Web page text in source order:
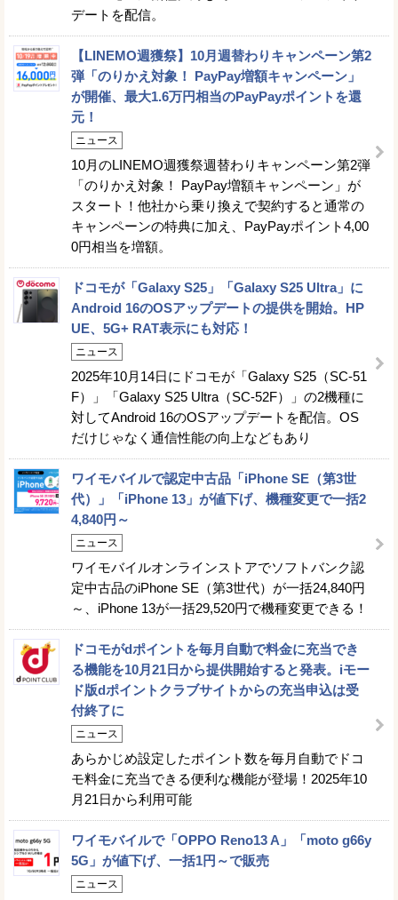
デートを配信。
【LINEMO週獲祭】10月週替わりキャンペーン第2
弾「のりかえ対象！ PayPay増額キャンペーン」
が開催、最大1.6万円相当のPayPayポイントを還
元！
ニュース
10月のLINEMO週獲祭週替わりキャンペーン第2弾
「のりかえ対象！ PayPay増額キャンペーン」が
スタート！他社から乗り換えで契約すると通常の
キャンペーンの特典に加え、PayPayポイント4,00
0円相当を増額。
ドコモが「Galaxy S25」「Galaxy S25 Ultra」に
Android 16のOSアップデートの提供を開始。HP
UE、5G+ RAT表示にも対応！
ニュース
2025年10月14日にドコモが「Galaxy S25（SC-51
F）」「Galaxy S25 Ultra（SC-52F）」の2機種に
対してAndroid 16のOSアップデートを配信。OS
だけじゃなく通信性能の向上などもあり
ワイモバイルで認定中古品「iPhone SE（第3世
代）」「iPhone 13」が値下げ、機種変更で一括2
4,840円～
ニュース
ワイモバイルオンラインストアでソフトバンク認
定中古品のiPhone SE（第3世代）が一括24,840円
～、iPhone 13が一括29,520円で機種変更できる！
ドコモがdポイントを毎月自動で料金に充当でき
る機能を10月21日から提供開始すると発表。iモー
ド版dポイントクラブサイトからの充当申込は受
付終了に
ニュース
あらかじめ設定したポイント数を毎月自動でドコ
モ料金に充当できる便利な機能が登場！2025年10
月21日から利用可能
ワイモバイルで「OPPO Reno13 A」「moto g66y
5G」が値下げ、一括1円～で販売
ニュース